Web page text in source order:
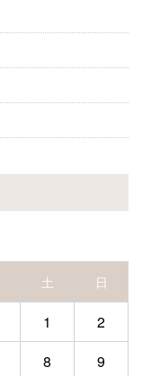
土 日
1
2
8
9